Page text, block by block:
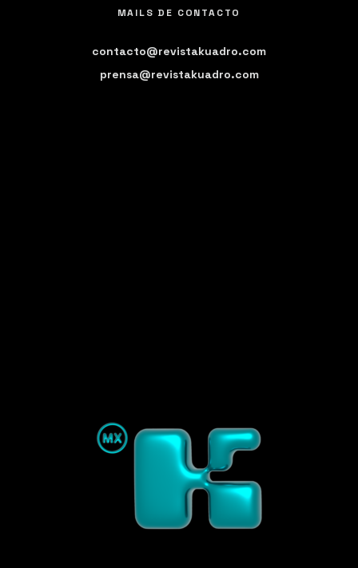
MAILS DE CONTACTO
contacto@revistakuadro.com
prensa@revistakuadro.com